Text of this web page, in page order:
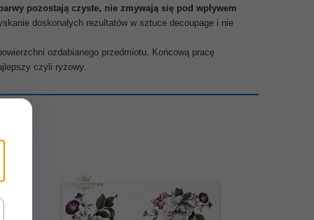
pozostają czyste, nie zmywają się pod wpływem
doskonałych rezultatów w sztuce decoupage i nie
ozdabianego przedmiotu. Końcową pracę
czyli ryżowy.